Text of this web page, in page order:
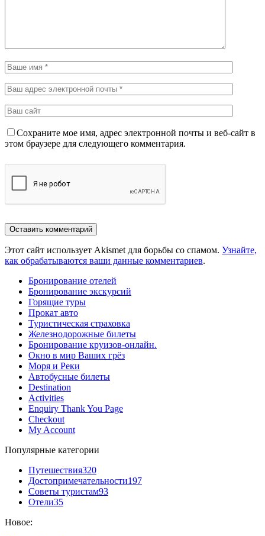
Сохраните мое имя, адрес электронной почты и веб-сайт в
этом браузере для следующего комментария.
Этот сайт использует Akismet для борьбы со спамом. Узнайте,
как обрабатываются ваши данные комментариев.
Бронирование отелей
Бронирование экскурсий
Горящие туры
Прокат авто
Туристическая страховка
Железнодорожные билеты
Бронирование круизов-онлайн.
Окно в мир Ваших грёз
Моря и Реки
Автобусные билеты
Destination
Activities
Enquiry Thank You Page
Checkout
My Account
Популярные категории
Путешествия320
Достопримечательности197
Советы туристам93
Отели35
Новое: